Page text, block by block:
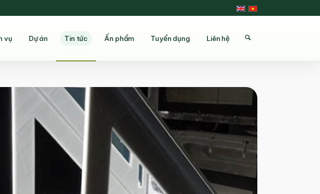
vụ Dự án Tin tức Ấn phẩm Tuyển dụng Liên hệ